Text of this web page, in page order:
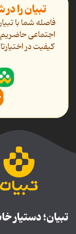
تبیان را
فاصله شما با
اجتماعی حاضریم
کیفیت در
تبیان؛ دستیار